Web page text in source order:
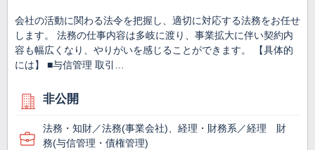
会社の活動に関わる法令を把握し、適切に対応する法務をお任せ
します。 法務の仕事内容は多岐に渡り、事業拡大に伴い契約内
容も幅広くなり、やりがいを感じることができます。 【具体的
には】 ■与信管理 取引…
非公開
法務・知財／法務(事業会社)、経理・財務系／経理 財
務(与信管理・債権管理)